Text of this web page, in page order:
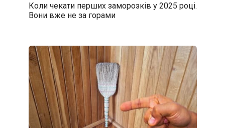
Коли чекати перших заморозків у 2025 році.
Вони вже не за горами